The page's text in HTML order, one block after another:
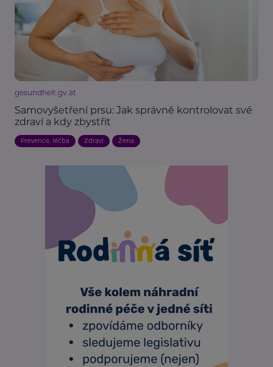
gesundheit.gv.at
Samovyšetření prsu: Jak správně kontrolovat své
zdraví a kdy zbystřit
Prevence, léčba Zdraví Žena